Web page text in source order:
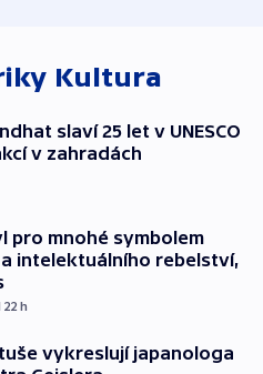
Kultura
slaví 25 let v UNESCO
v zahradách
pro mnohé symbolem
intelektuálního rebelství,
h
vykreslují japanologa